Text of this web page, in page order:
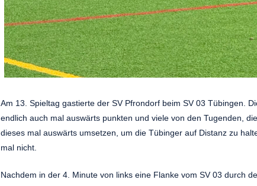
Am 13. Spieltag gastierte der SV Pfrondorf beim SV 03 Tübingen.
endlich auch mal auswärts punkten und viele von den Tugenden,
dieses mal auswärts umsetzen, um die Tübinger auf Distanz zu
mal nicht.
Nachdem in der 4. Minute von links eine Flanke vom SV 03 durch